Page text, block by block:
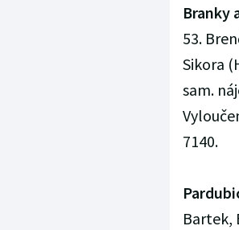
Branky
53.
Sikora
sam.
7140.
Bartek,